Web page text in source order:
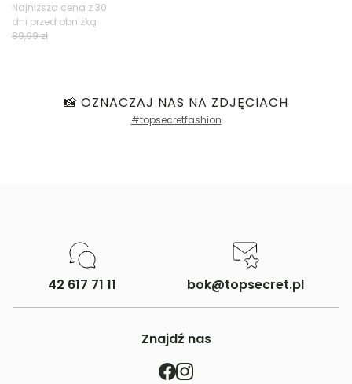
Najniższa cena z 30
dni przed obniżką
89,99 zł
📸 OZNACZAJ NAS NA ZDJĘCIACH
#topsecretfashion
42 617 71 11 bok@topsecret.pl
Znajdź nas